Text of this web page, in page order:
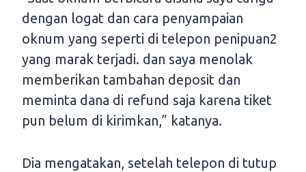
dengan logat dan cara penyampaian
oknum yang seperti di telepon penipuan2
yang marak terjadi. dan saya menolak
memberikan tambahan deposit dan
meminta dana di refund saja karena tiket
pun belum di kirimkan,” katanya.
Dia mengatakan, setelah telepon di tutup